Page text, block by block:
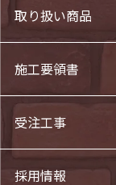
取り扱い商品
施工要領書
受注工事
採用情報